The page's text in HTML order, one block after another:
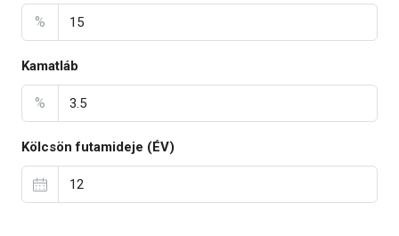
%
Kamatláb
%
Kölcsön futamideje (ÉV)